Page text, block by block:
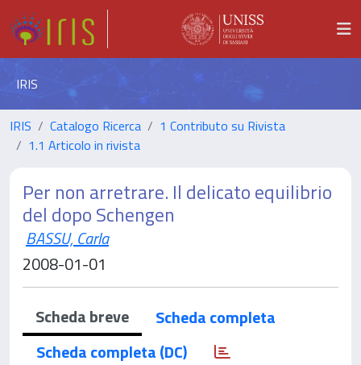
IRIS
IRIS Catalogo Ricerca
1 Contributo su Rivista
1.1 Articolo in rivista
Per non arretrare. Il delicato equilibrio
del dopo Schengen
BASSU, Carla
2008-01-01
Scheda breve
Scheda completa
Scheda completa (DC)